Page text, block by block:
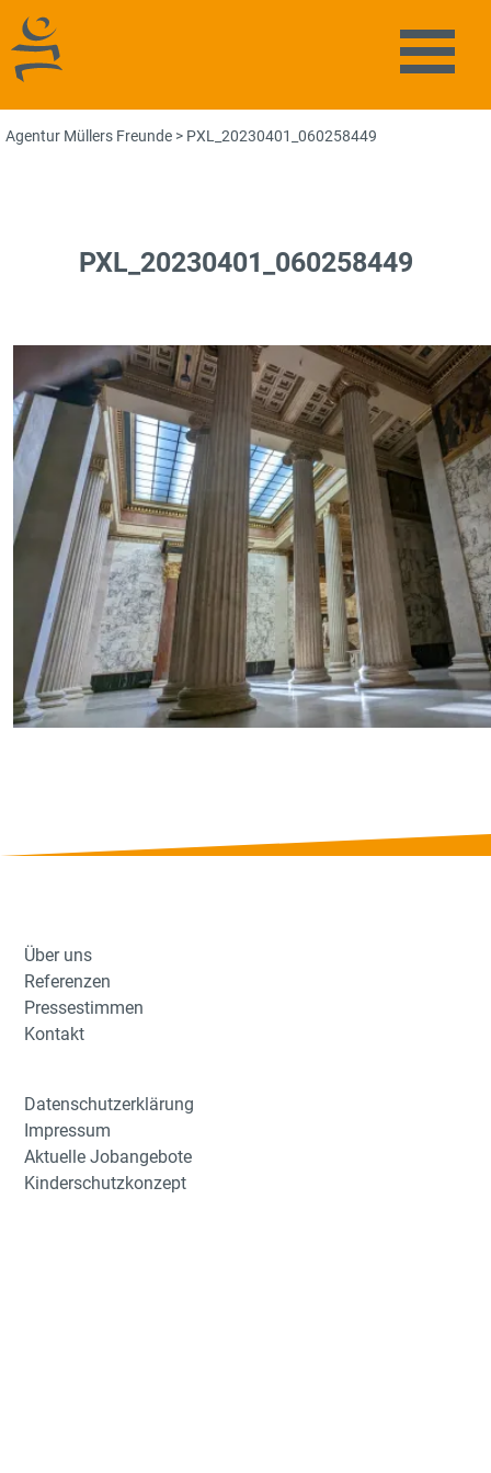
Agentur Müllers Freunde
Agentur Müllers Freunde > PXL_20230401_060258449
PXL_20230401_060258449
Über uns
Referenzen
Pressestimmen
Kontakt
Datenschutzerklärung
Impressum
Aktuelle Jobangebote
Kinderschutzkonzept